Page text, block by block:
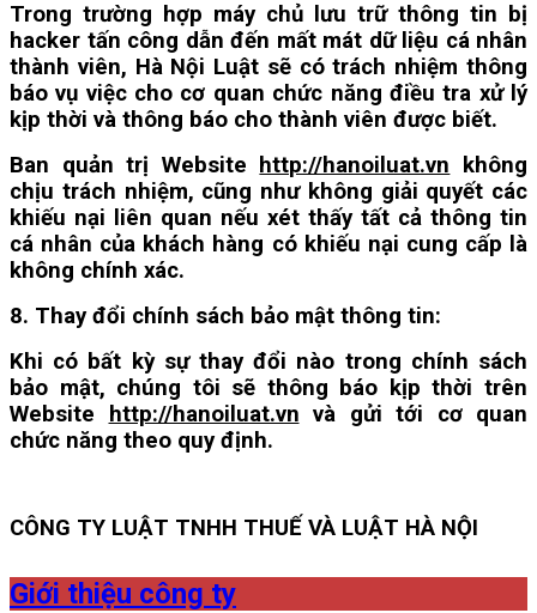
Trong trường hợp máy chủ lưu trữ thông tin bị
hacker tấn công dẫn đến mất mát dữ liệu cá nhân
thành viên, Hà Nội Luật sẽ có trách nhiệm thông
báo vụ việc cho cơ quan chức năng điều tra xử lý
kịp thời và thông báo cho thành viên được biết.
Ban quản trị Website http://hanoiluat.vn không
chịu trách nhiệm, cũng như không giải quyết các
khiếu nại liên quan nếu xét thấy tất cả thông tin
cá nhân của khách hàng có khiếu nại cung cấp là
không chính xác.
8. Thay đổi chính sách bảo mật thông tin:
Khi có bất kỳ sự thay đổi nào trong chính sách
bảo mật, chúng tôi sẽ thông báo kịp thời trên
Website http://hanoiluat.vn và gửi tới cơ quan
chức năng theo quy định.
CÔNG TY LUẬT TNHH THUẾ VÀ LUẬT HÀ NỘI
Giới thiệu công ty